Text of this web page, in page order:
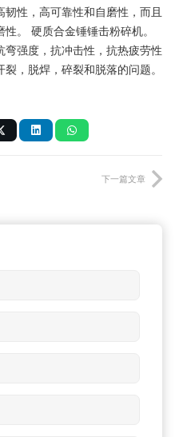
性，高可靠性和自磨性，而且
。 硬质合金锤锤击粉碎机。
强度，抗冲击性，抗热疲劳性
，脱焊，碎裂和脱落的问题。
下一篇文章